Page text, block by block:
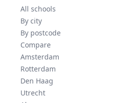
All schools
By city
By postcode
Compare
Amsterdam
Rotterdam
Den Haag
Utrecht